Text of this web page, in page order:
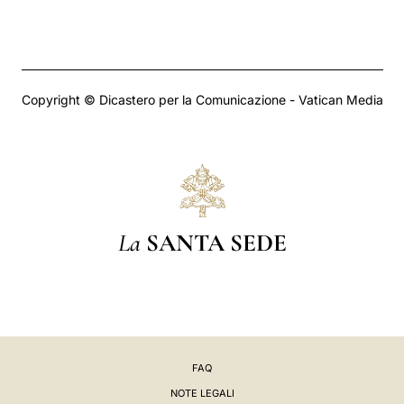
Copyright © Dicastero per la Comunicazione - Vatican Media
La SANTA SEDE
FAQ
NOTE LEGALI